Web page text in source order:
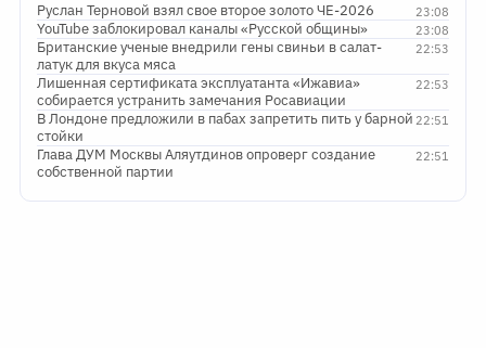
23:08
Руслан Терновой взял свое второе золото ЧЕ-2026
23:08
YouTube заблокировал каналы «Русской общины»
22:53
Британские ученые внедрили гены свиньи в салат-
латук для вкуса мяса
22:53
Лишенная сертификата эксплуатанта «Ижавиа»
собирается устранить замечания Росавиации
22:51
В Лондоне предложили в пабах запретить пить у барной
стойки
22:51
Глава ДУМ Москвы Аляутдинов опроверг создание
собственной партии